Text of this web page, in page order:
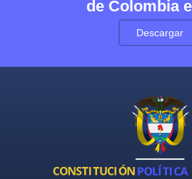
de Colombia
Descargar